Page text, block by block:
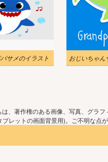
サメのイラスト
、著作権のある画像、写真、グラ
ットの画面背景用)。ご不明な点